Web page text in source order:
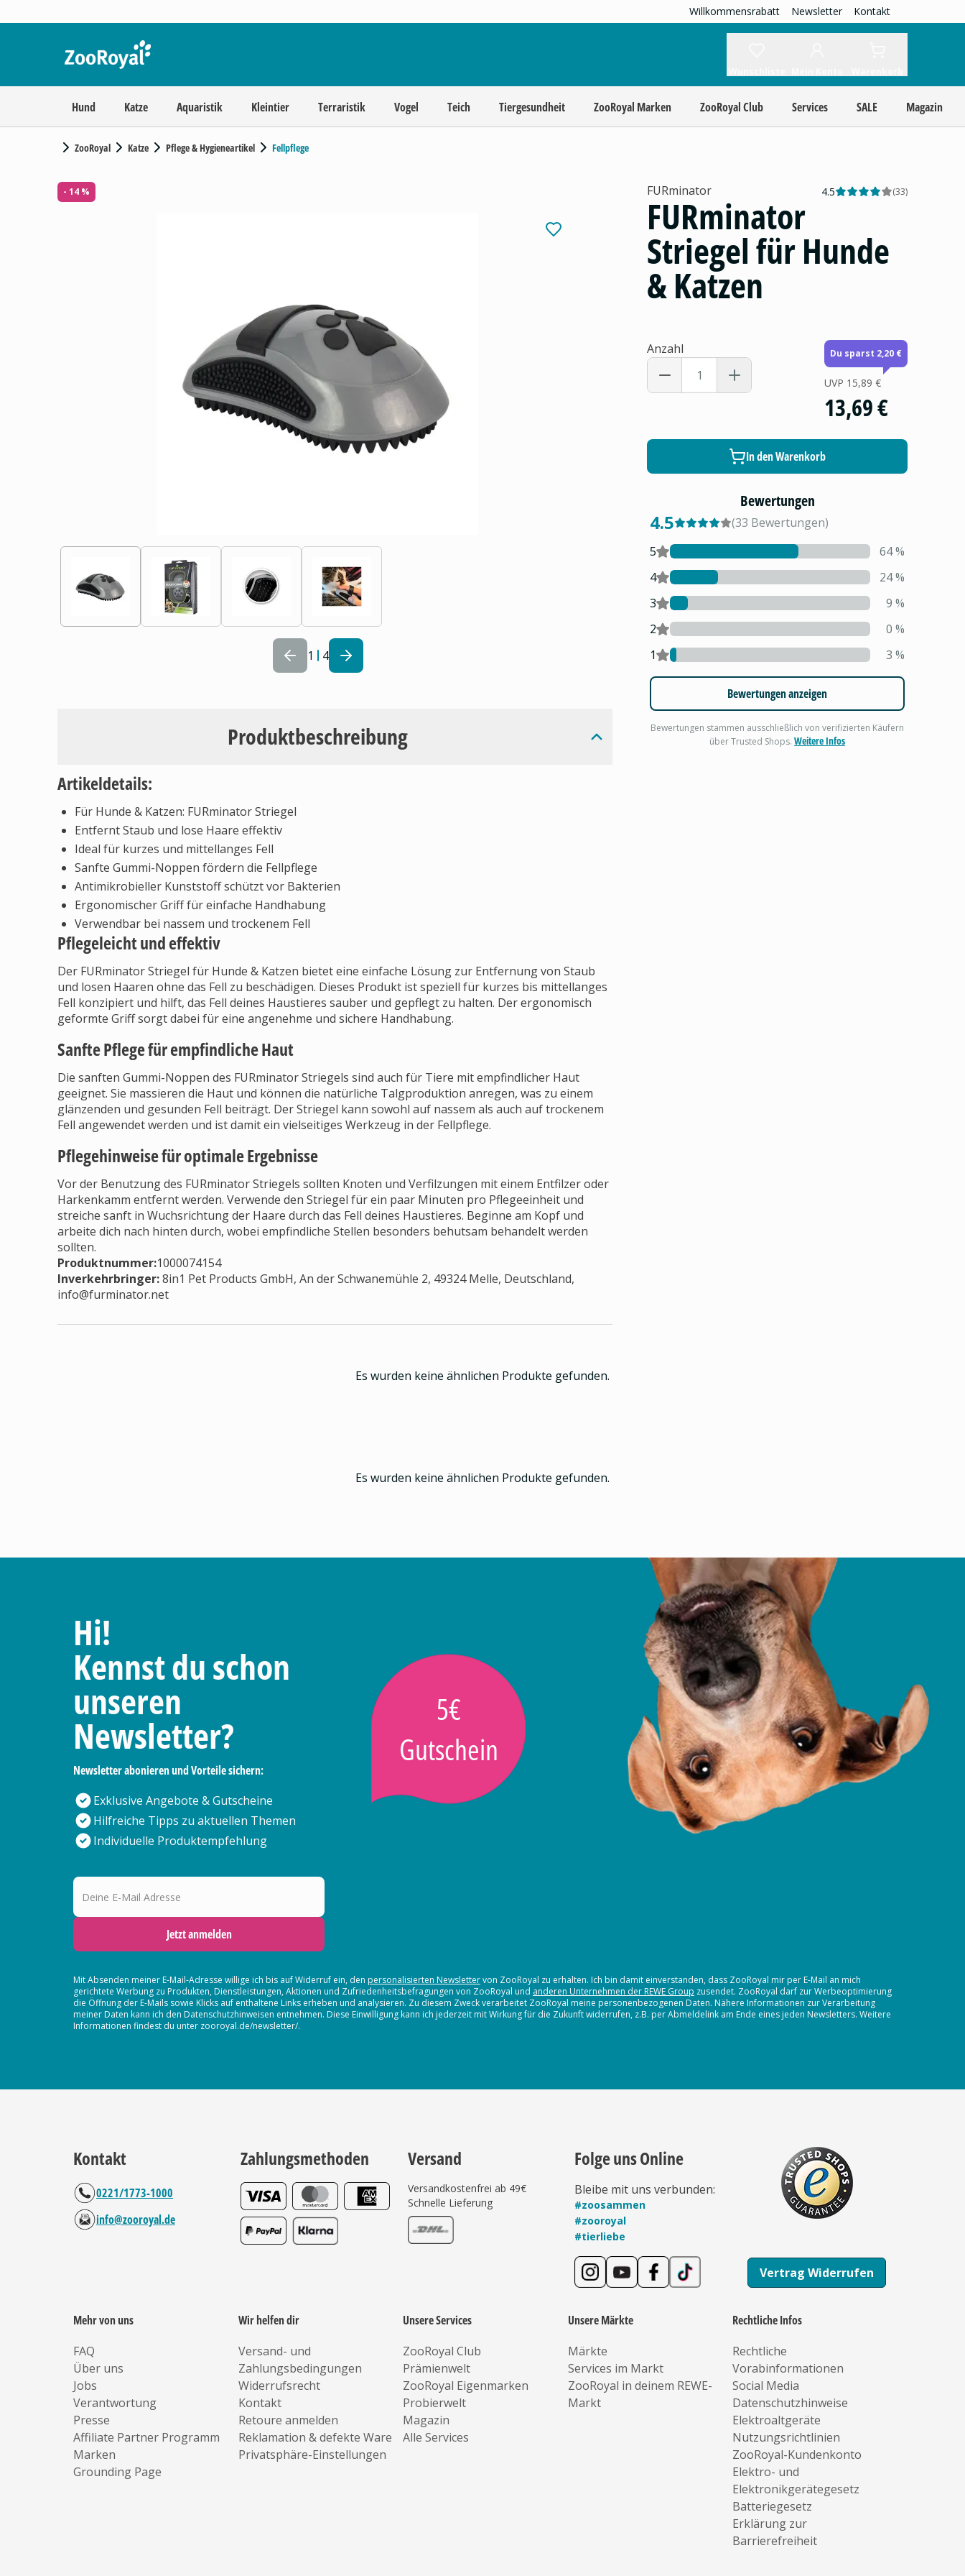
Willkommensrabatt Newsletter Kontakt
Hund Katze Aquaristik Kleintier Terraristik Vogel Teich Tiergesundheit ZooRoyal Marken ZooRoyal Club Services SALE Magazin
ZooRoyal Katze Pflege & Hygieneartikel Fellpflege
- 14 %
1 4
Produktbeschreibung
Artikeldetails:
Für Hunde & Katzen: FURminator Striegel
Entfernt Staub und lose Haare effektiv
Ideal für kurzes und mittellanges Fell
Sanfte Gummi-Noppen fördern die Fellpflege
Antimikrobieller Kunststoff schützt vor Bakterien
Ergonomischer Griff für einfache Handhabung
Verwendbar bei nassem und trockenem Fell
Pflegeleicht und effektiv
Der FURminator Striegel für Hunde & Katzen bietet eine einfache Lösung zur Entfernung von Staub
und losen Haaren ohne das Fell zu beschädigen. Dieses Produkt ist speziell für kurzes bis mittellanges
Fell konzipiert und hilft, das Fell deines Haustieres sauber und gepflegt zu halten. Der ergonomisch
geformte Griff sorgt dabei für eine angenehme und sichere Handhabung.
Sanfte Pflege für empfindliche Haut
Die sanften Gummi-Noppen des FURminator Striegels sind auch für Tiere mit empfindlicher Haut
geeignet. Sie massieren die Haut und können die natürliche Talgproduktion anregen, was zu einem
glänzenden und gesunden Fell beiträgt. Der Striegel kann sowohl auf nassem als auch auf trockenem
Fell angewendet werden und ist damit ein vielseitiges Werkzeug in der Fellpflege.
Pflegehinweise für optimale Ergebnisse
Vor der Benutzung des FURminator Striegels sollten Knoten und Verfilzungen mit einem Entfilzer oder
Harkenkamm entfernt werden. Verwende den Striegel für ein paar Minuten pro Pflegeeinheit und
streiche sanft in Wuchsrichtung der Haare durch das Fell deines Haustieres. Beginne am Kopf und
arbeite dich nach hinten durch, wobei empfindliche Stellen besonders behutsam behandelt werden
sollten.
Produktnummer:1000074154
Inverkehrbringer:8in1 Pet Products GmbH, An der Schwanemühle 2, 49324 Melle, Deutschland,
info@furminator.net
FURminator 4.5 (33)
FURminator
Striegel für Hunde
& Katzen
Anzahl Du sparst 2,20 €
UVP 15,89 €
13,69 €
In den Warenkorb
Bewertungen
4.5 (33 Bewertungen)
5
64%
4
24%
3
9 %
2
0 %
1
3 %
Bewertungen anzeigen
Bewertungen stammen ausschließlich von verifizierten Käufern
über Trusted Shops.Weitere Infos
Es wurden keine ähnlichen Produkte gefunden.
Es wurden keine ähnlichen Produkte gefunden.
Hi!
Kennst du schon
unseren
Newsletter?
Newsletter abonieren und Vorteile sichern:
Exklusive Angebote & Gutscheine
Hilfreiche Tipps zu aktuellen Themen
Individuelle Produktempfehlung
5€
Gutschein
Deine E-Mail Adresse
Jetzt anmelden
Mit Absenden meiner E-Mail-Adresse willige ich bis auf Widerruf ein, den personalisierten Newslettervon ZooRoyal zu erhalten. Ich bin damit einverstanden, dass ZooRoyal mir per E-Mail an mich
gerichtete Werbung zu Produkten, Dienstleistungen, Aktionen und Zufriedenheitsbefragungen von ZooRoyal und anderen Unternehmen der REWE Group zusendet. ZooRoyal darf zur Werbeoptimierung
die Öffnung der E-Mails sowie Klicks auf enthaltene Links erheben und analysieren. Zu diesem Zweck verarbeitet ZooRoyal meine personenbezogenen Daten. Nähere Informationen zur Verarbeitung
meiner Daten kann ich den Datenschutzhinweisen entnehmen. Diese Einwilligung kann ich jederzeit mit Wirkung für die Zukunft widerrufen, z.B. per Abmeldelink am Ende eines jeden Newsletters. Weitere
Informationen findest du unter zooroyal.de/newsletter/.
Kontakt
0221/1773-1000
info@zooroyal.de
Zahlungsmethoden Versand
Versandkostenfrei ab 49€
Schnelle Lieferung
Folge uns Online
Bleibe mit uns verbunden:
#zoosammen
#zooroyal
#tierliebe
Vertrag Widerrufen
Mehr von uns
FAQ
Über uns
Jobs
Verantwortung
Presse
Affiliate Partner Programm
Marken
Grounding Page
Wir helfen dir
Versand- und
Zahlungsbedingungen
Widerrufsrecht
Kontakt
Retoure anmelden
Reklamation & defekte Ware
Privatsphäre-Einstellungen
Unsere Services
ZooRoyal Club
Prämienwelt
ZooRoyal Eigenmarken
Probierwelt
Magazin
Alle Services
Unsere Märkte
Märkte
Services im Markt
ZooRoyal in deinem REWE-
Markt
Rechtliche Infos
Rechtliche
Vorabinformationen
Social Media
Datenschutzhinweise
Elektroaltgeräte
Nutzungsrichtlinien
ZooRoyal-Kundenkonto
Elektro- und
Elektronikgerätegesetz
Batteriegesetz
Erklärung zur
Barrierefreiheit